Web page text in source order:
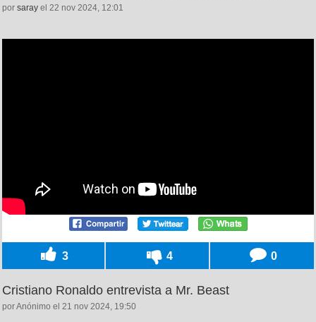
por saray el 22 nov 2024, 12:01
3 4 0
Cristiano Ronaldo entrevista a Mr. Beast
por Anónimo el 21 nov 2024, 19:50